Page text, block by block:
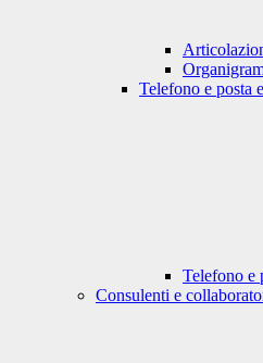
Telefono e posta
Telefono e
Consulenti e